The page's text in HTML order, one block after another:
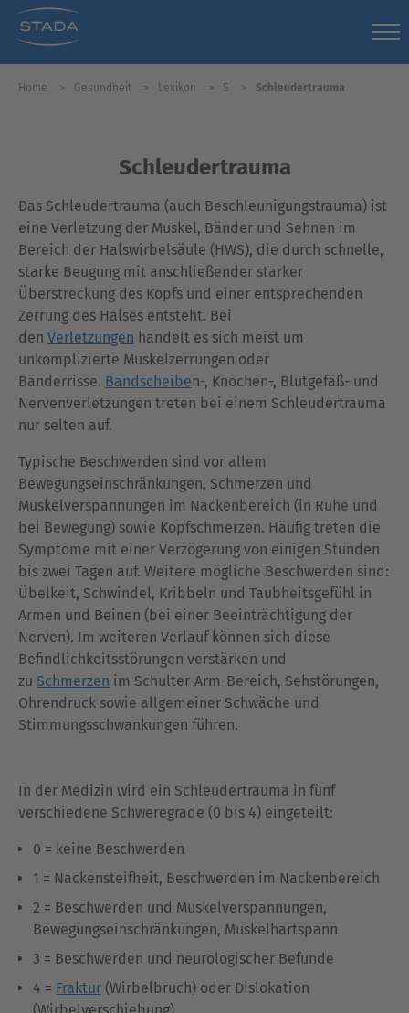
Home Gesundheit Lexikon S Schleudertrauma
Schleudertrauma
Das Schleudertrauma (auch Beschleunigungstrauma) ist
eine Verletzung der Muskel, Bänder und Sehnen im
Bereich der Halswirbelsäule (HWS), die durch schnelle,
starke Beugung mit anschließender starker
Überstreckung des Kopfs und einer entsprechenden
Zerrung des Halses entsteht. Bei
den Verletzungen handelt es sich meist um
unkomplizierte Muskelzerrungen oder
Bänderrisse. Bandscheiben-, Knochen-, Blutgefäß- und
Nervenverletzungen treten bei einem Schleudertrauma
nur selten auf.
Typische Beschwerden sind vor allem
Bewegungseinschränkungen, Schmerzen und
Muskelverspannungen im Nackenbereich (in Ruhe und
bei Bewegung) sowie Kopfschmerzen. Häufig treten die
Symptome mit einer Verzögerung von einigen Stunden
bis zwei Tagen auf. Weitere mögliche Beschwerden sind:
Übelkeit, Schwindel, Kribbeln und Taubheitsgefühl in
Armen und Beinen (bei einer Beeinträchtigung der
Nerven). Im weiteren Verlauf können sich diese
Befindlichkeitsstörungen verstärken und
zu Schmerzen im Schulter-Arm-Bereich, Sehstörungen,
Ohrendruck sowie allgemeiner Schwäche und
Stimmungsschwankungen führen.
In der Medizin wird ein Schleudertrauma in fünf
verschiedene Schweregrade (0 bis 4) eingeteilt:
0 = keine Beschwerden
1 = Nackensteifheit, Beschwerden im Nackenbereich
2 = Beschwerden und Muskelverspannungen,
Bewegungseinschränkungen, Muskelhartspann
3 = Beschwerden und neurologischer Befunde
4 = Fraktur (Wirbelbruch) oder Dislokation